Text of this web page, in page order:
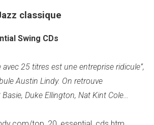
classique
Swing CDs
avec 25 titres est une entreprise ridicule”,
Austin Lindy. On retrouve
Duke Ellington, Nat Kint Cole…